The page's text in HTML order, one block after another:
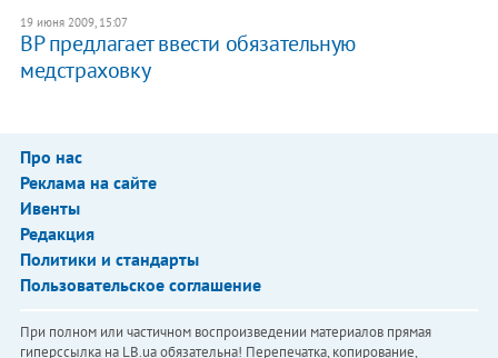
19 июня 2009, 15:07
ВР предлагает ввести обязательную
медстраховку
Про нас
Реклама на сайте
Ивенты
Редакция
Политики и стандарты
Пользовательское соглашение
При полном или частичном воспроизведении материалов прямая
гиперссылка на LB.ua обязательна! Перепечатка, копирование,